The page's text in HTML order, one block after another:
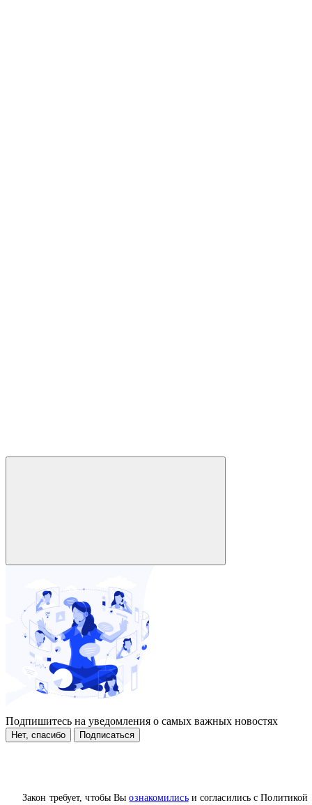
Закон требует, чтобы Выознакомилисьи согласились с Политикой
Подпишитесь на уведомления о самых важных новостях
Нет, спасибо Подписаться